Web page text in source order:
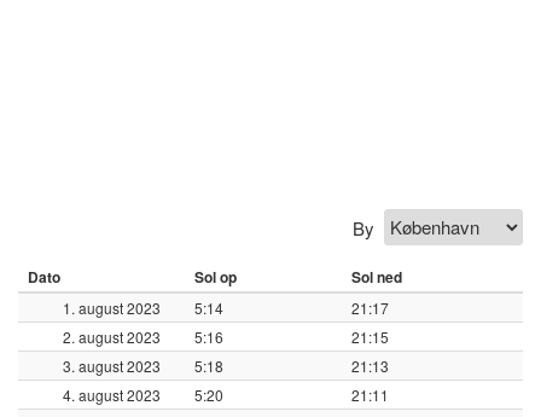
By
Dato Sol op Sol ned
1. august 2023 5:14
21:17
2. august 2023
5:16
21:15
3. august 2023
5:18
21:13
4. august 2023
5:20
21:11